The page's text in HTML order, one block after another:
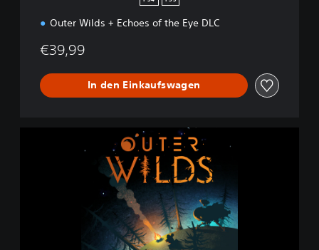
Outer Wilds + Echoes of the Eye DLC
€39,99
In den Einkaufswagen